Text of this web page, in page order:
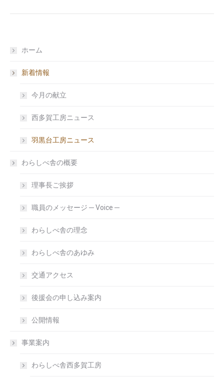
ホーム
新着情報
今月の献立
西多賀工房ニュース
羽黒台工房ニュース
わらしべ舎の概要
理事長ご挨拶
職員のメッセージ ─ Voice ─
わらしべ舎の理念
わらしべ舎のあゆみ
交通アクセス
後援会の申し込み案内
公開情報
事業案内
わらしべ舎西多賀工房